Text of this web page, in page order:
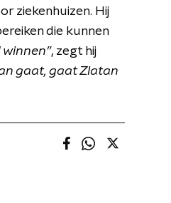
ziekenhuizen. Hij
die kunnen
, zegt hij
gaat, gaat Zlatan